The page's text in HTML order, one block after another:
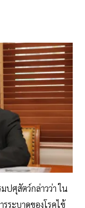
ปศุสัตว์กล่าวว่า ใน
ระบาดของโรคไข้